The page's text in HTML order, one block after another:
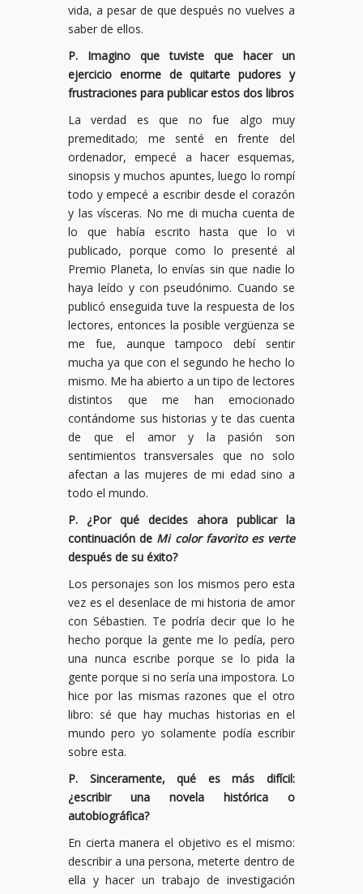
vida, a pesar de que después no vuelves a
saber de ellos.
P. Imagino que tuviste que hacer un
ejercicio enorme de quitarte pudores y
frustraciones para publicar estos dos libros
La verdad es que no fue algo muy
premeditado; me senté en frente del
ordenador, empecé a hacer esquemas,
sinopsis y muchos apuntes, luego lo rompí
todo y empecé a escribir desde el corazón
y las vísceras. No me di mucha cuenta de
lo que había escrito hasta que lo vi
publicado, porque como lo presenté al
Premio Planeta, lo envías sin que nadie lo
haya leído y con pseudónimo. Cuando se
publicó enseguida tuve la respuesta de los
lectores, entonces la posible vergüenza se
me fue, aunque tampoco debí sentir
mucha ya que con el segundo he hecho lo
mismo. Me ha abierto a un tipo de lectores
distintos que me han emocionado
contándome sus historias y te das cuenta
de que el amor y la pasión son
sentimientos transversales que no solo
afectan a las mujeres de mi edad sino a
todo el mundo.
P. ¿Por qué decides ahora publicar la
continuación de Mi color favorito es verte
después de su éxito?
Los personajes son los mismos pero esta
vez es el desenlace de mi historia de amor
con Sébastien. Te podría decir que lo he
hecho porque la gente me lo pedía, pero
una nunca escribe porque se lo pida la
gente porque si no sería una impostora. Lo
hice por las mismas razones que el otro
libro: sé que hay muchas historias en el
mundo pero yo solamente podía escribir
sobre esta.
P. Sinceramente, qué es más difícil:
¿escribir una novela histórica o
autobiográfica?
En cierta manera el objetivo es el mismo:
describir a una persona, meterte dentro de
ella y hacer un trabajo de investigación